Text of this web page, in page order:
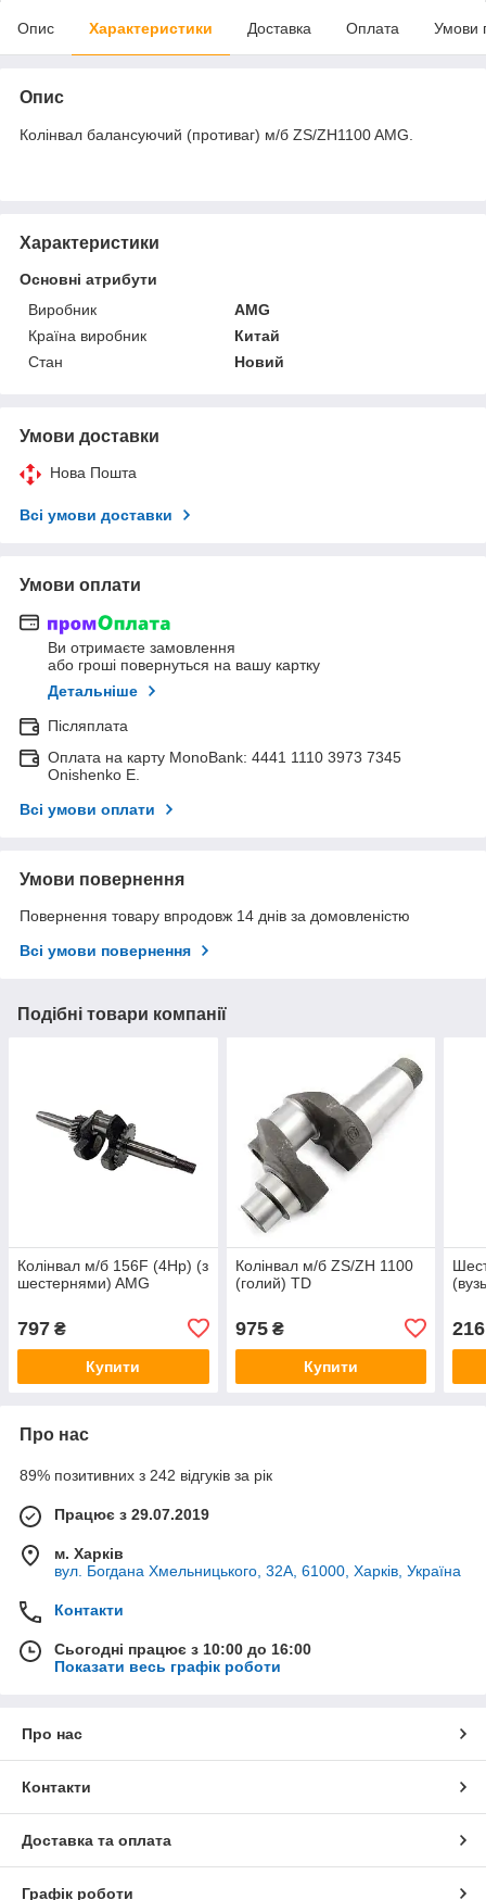
Опис Характеристики Доставка Оплата Умови
Опис
Колінвал балансуючий (противаг) м/б ZS/ZH1100 AMG.
Характеристики
Основні атрибути
Виробник
AMG
Країна виробник
Китай
Стан
Новий
Умови доставки
Нова Пошта
Всі умови доставки
Умови оплати
Ви отримаєте замовлення
або гроші повернуться на вашу картку
Детальніше
Післяплата
Оплата на карту MonoBank: 4441 1110 3973 7345
Onishenko E.
Всі умови оплати
Умови повернення
Повернення товару впродовж 14 днів за домовленістю
Всі умови повернення
Подібні товари компанії
Колінвал м/б 156F (4Hp) (з
шестернями) AMG
797 ₴
Купити
Колінвал м/б ZS/ZH 1100
(голий) TD
975₴
Купити
216
Про нас
89% позитивних з 242 відгуків за рік
Працює з 29.07.2019
м. Харків
вул. Богдана Хмельницького, 32А, 61000, Харків, Україна
Контакти
Сьогодні працює з 10:00 до 16:00
Показати весь графік роботи
Про нас
Контакти
Доставка та оплата
Графік роботи